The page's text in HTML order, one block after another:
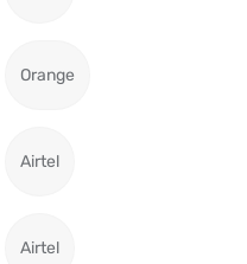
Orange
Airtel
Airtel